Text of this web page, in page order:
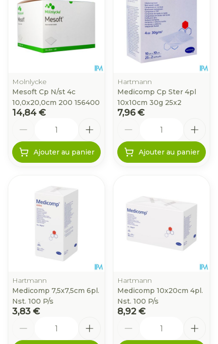
Molnlycke
Mesoft Cp N/st 4c
10,0x20,0cm 200 156400
14,84 €
Ajouter au panier
Hartmann
Medicomp Cp Ster 4pl
10x10cm 30g 25x2
7,96 €
Ajouter au panier
Hartmann
Medicomp 7,5x7,5cm 6pl.
Nst. 100 P/s
3,83 €
Hartmann
Medicomp 10x20cm 4pl.
Nst. 100 P/s
8,92 €